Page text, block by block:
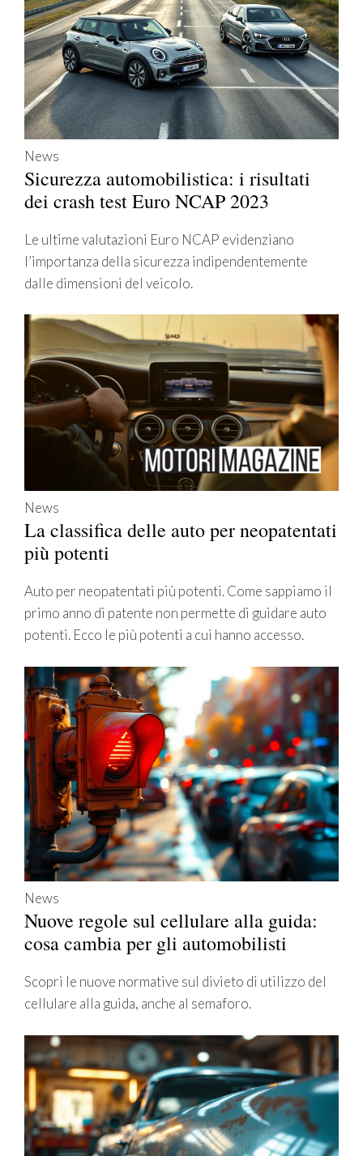
News
Sicurezza automobilistica: i risultati
dei crash test Euro NCAP 2023
Le ultime valutazioni Euro NCAP evidenziano
l’importanza della sicurezza indipendentemente
dalle dimensioni del veicolo.
News
La classifica delle auto per neopatentati
più potenti
Auto per neopatentati più potenti. Come sappiamo il
primo anno di patente non permette di guidare auto
potenti. Ecco le più potenti a cui hanno accesso.
News
Nuove regole sul cellulare alla guida:
cosa cambia per gli automobilisti
Scopri le nuove normative sul divieto di utilizzo del
cellulare alla guida, anche al semaforo.